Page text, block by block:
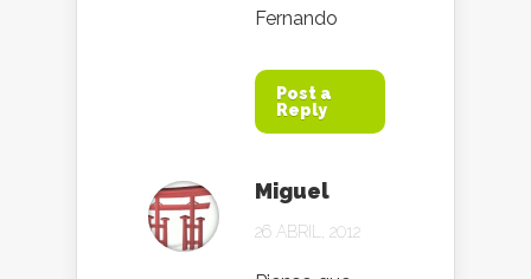
Fernando
Post a
Reply
Miguel
26 ABRIL, 2012